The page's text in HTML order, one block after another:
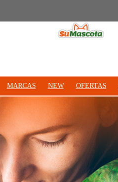
MARCAS NEW OFERTAS